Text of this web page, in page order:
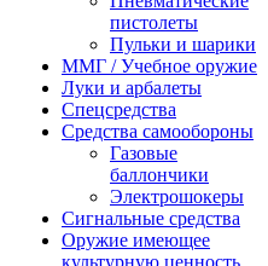
пистолеты
Пульки и шарики
ММГ / Учебное оружие
Луки и арбалеты
Спецсредства
Средства самообороны
Газовые
баллончики
Электрошокеры
Сигнальные средства
Оружие имеющее
культурную ценность